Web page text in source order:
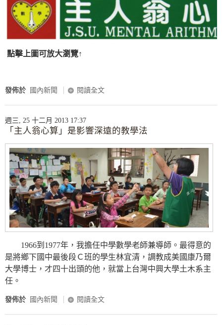
點擊上圖可放大瀏覽↑
發佈於 國內新聞 閱讀全文
週三, 25 十二月 2013 17:37
「主人翁心算」是影響深遠的教學法
1966到1977年，我擔任中學數學老師兼導師。最得意的
是將鄉下國中最後段Ｃ班的學生林宜清，調教成美國康乃爾
大學博士，才四十出頭的他，就當上台灣中興大學土木系主
任。
發佈於 國內新聞 閱讀全文